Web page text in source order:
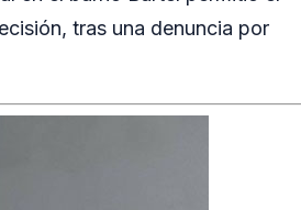
tras una denuncia por